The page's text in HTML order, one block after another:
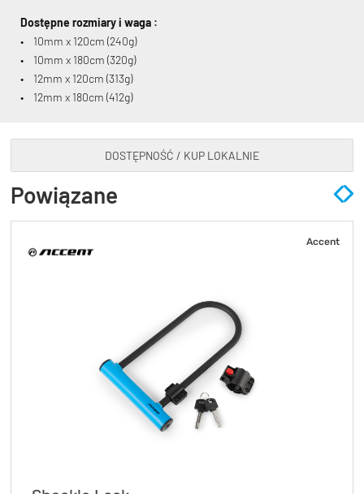
Dostępne rozmiary i waga :
• 10mm x 120cm (240g)
• 10mm x 180cm (320g)
• 12mm x 120cm (313g)
• 12mm x 180cm (412g)
DOSTĘPNOŚĆ / KUP LOKALNIE
Powiązane
Accent